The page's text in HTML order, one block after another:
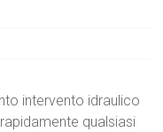
intervento idraulico
qualsiasi